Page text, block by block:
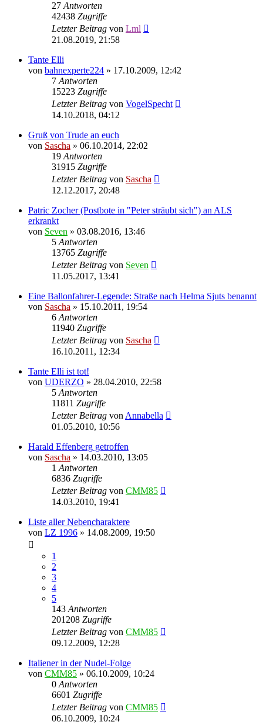
27 Antworten
42438 Zugriffe
Letzter Beitrag von Lml
21.08.2019, 21:58
Tante Elli
von bahnexperte224 » 17.10.2009, 12:42
7 Antworten
15223 Zugriffe
Letzter Beitrag von VogelSpecht
14.10.2018, 04:12
Gruß von Trude an euch
von Sascha » 06.10.2014, 22:02
19 Antworten
31915 Zugriffe
Letzter Beitrag von Sascha
12.12.2017, 20:48
Patric Zocher (Postbote in "Peter sträubt sich") an ALS
erkrankt
von Seven » 03.08.2016, 13:46
5 Antworten
13765 Zugriffe
Letzter Beitrag von Seven
11.05.2017, 13:41
Eine Ballonfahrer-Legende: Straße nach Helma Sjuts benannt
von Sascha » 15.10.2011, 19:54
6 Antworten
11940 Zugriffe
Letzter Beitrag von Sascha
16.10.2011, 12:34
Tante Elli ist tot!
von UDERZO » 28.04.2010, 22:58
5 Antworten
11811 Zugriffe
Letzter Beitrag von Annabella
01.05.2010, 10:56
Harald Effenberg getroffen
von Sascha » 14.03.2010, 13:05
1 Antworten
6836 Zugriffe
Letzter Beitrag von CMM85
14.03.2010, 19:41
Liste aller Nebencharaktere
von LZ 1996 » 14.08.2009, 19:50
1
2
3
4
5
143 Antworten
201208 Zugriffe
Letzter Beitrag von CMM85
09.12.2009, 12:28
Italiener in der Nudel-Folge
von CMM85 » 06.10.2009, 10:24
0 Antworten
6601 Zugriffe
Letzter Beitrag von CMM85
06.10.2009, 10:24